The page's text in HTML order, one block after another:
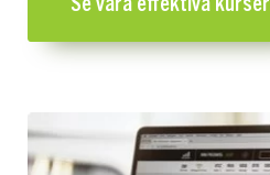
Se våra effektiva kurser